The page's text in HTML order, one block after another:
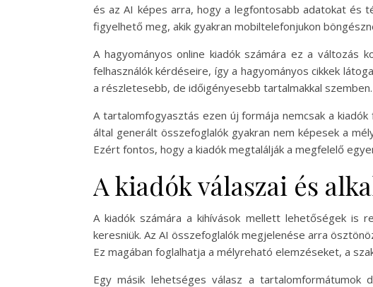
és az AI képes arra, hogy a legfontosabb adatokat és
figyelhető meg, akik gyakran mobiltelefonjukon
A hagyományos online kiadók számára ez a változás
felhasználók kérdéseire, így a hagyományos cikkek
a részletesebb, de időigényesebb tartalmakkal szemben.
A tartalomfogyasztás ezen új formája nemcsak a
által generált összefoglalók gyakran nem képesek a
Ezért fontos, hogy a kiadók megtalálják a megfelelő
A kiadók válaszai és
A kiadók számára a kihívások mellett lehetőségek is
keresniük. Az AI összefoglalók megjelenése arra
Ez magában foglalhatja a mélyreható elemzéseket, a
Egy másik lehetséges válasz a tartalomformátumok